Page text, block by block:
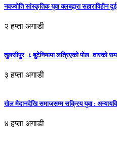
नवज्योति सांस्कृतिक युवा क्लबद्वारा
२ हप्ता अगाडी
तुलसीपुर–८ बुटेनियामा लत्रिएको पोल–तारको
३ हप्ता अगाडी
खेल मैदानदेखि समाजसम्म सक्रिय युवा :
४ हप्ता अगाडी